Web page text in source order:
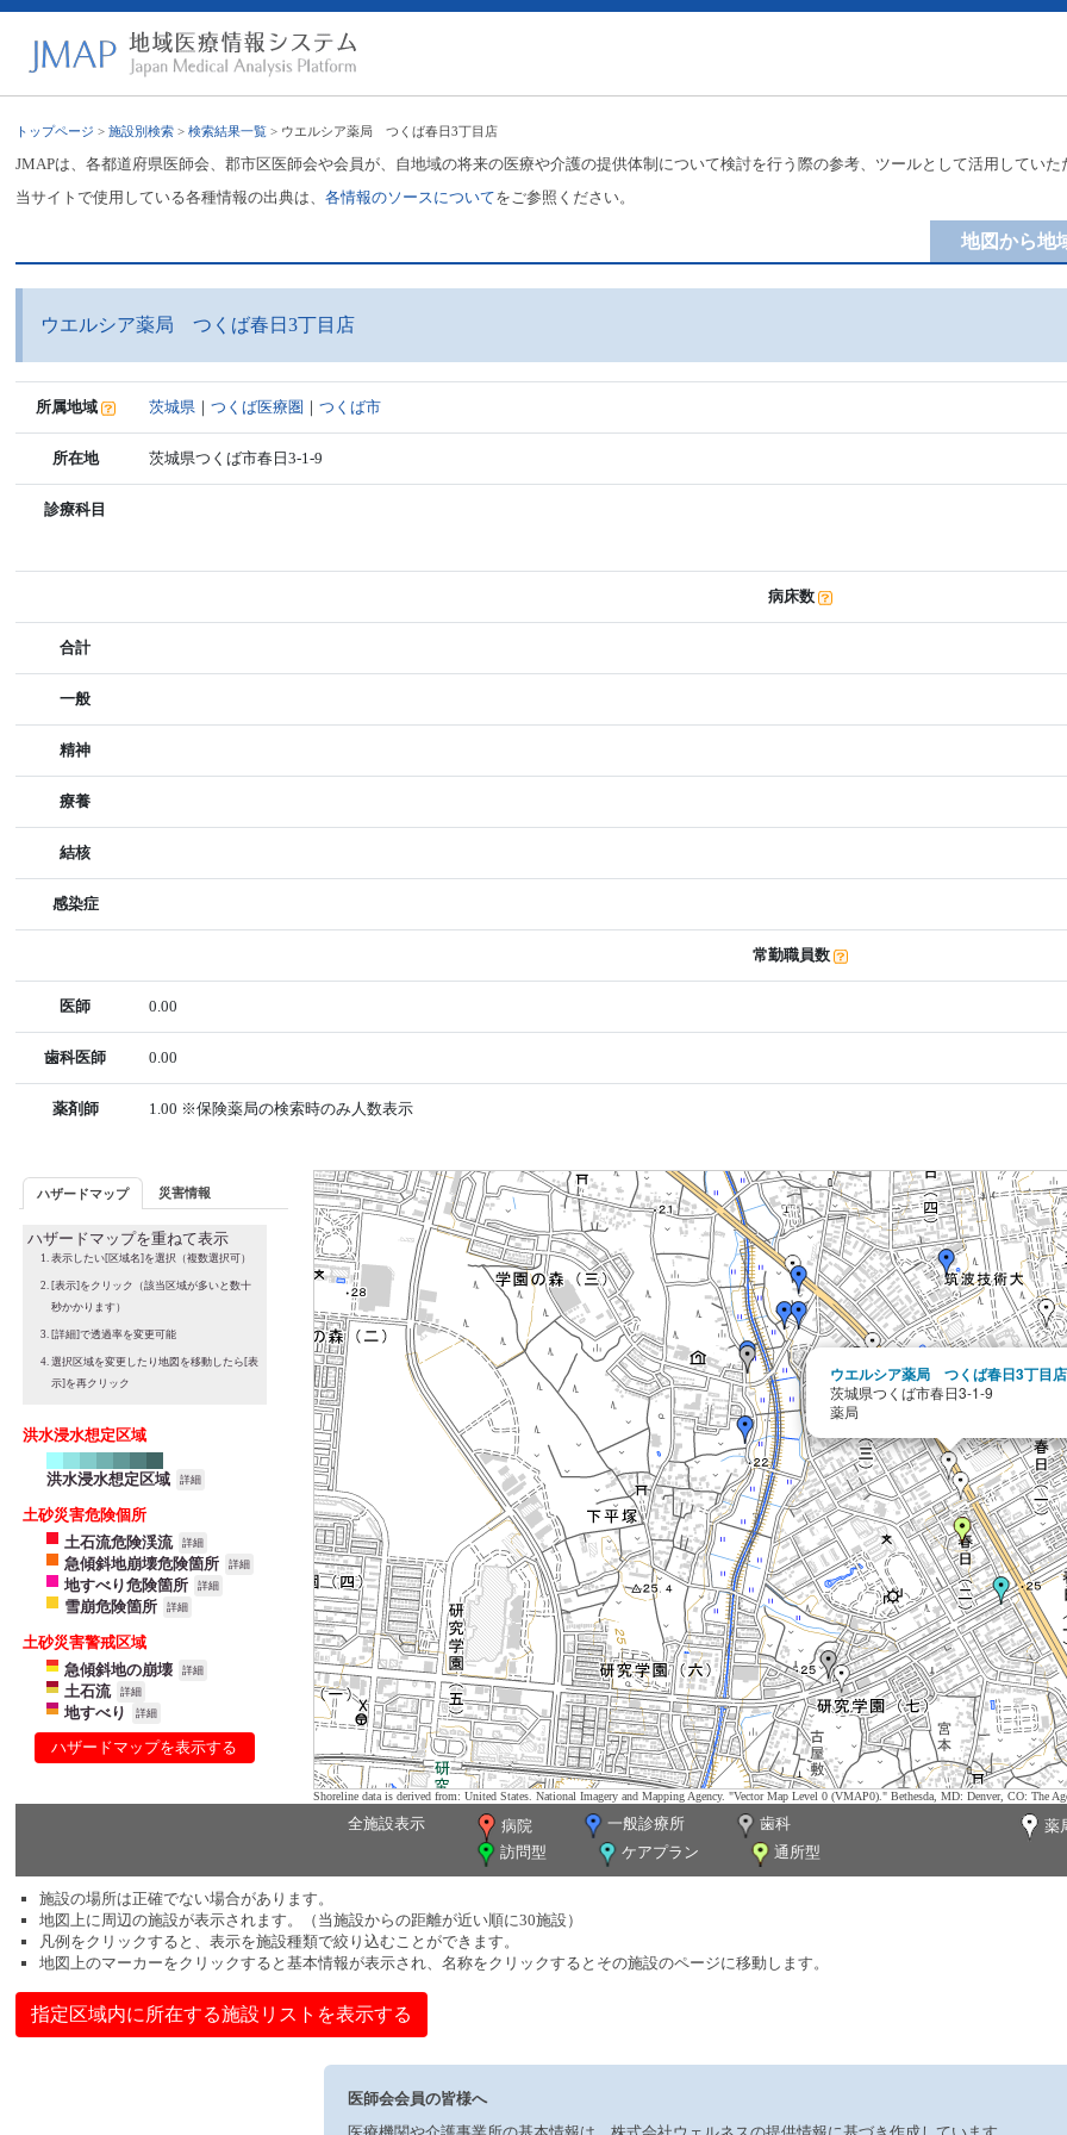
トップページ >施設別検索 >検索結果一覧 > ウエルシア薬局 つくば春日3丁目店
JMAPは、各都道府県医師会、郡市区医師会や会員が、自地域の将来の医療や介護の提供体制について検討を行う際の参考、ツールとして活用してい
当サイトで使用している各種情報の出典は、各情報のソースについてをご参照ください。
地図から地
ウエルシア薬局 つくば春日3丁目店
所属地域 茨城県 ｜つくば医療圏 ｜つくば市
所在地 茨城県つくば市春日3-1-9
診療科目
病床数
合計
一般
精神
療養
結核
感染症
常勤職員数
医師 0.00
歯科医師 0.00
薬剤師 1.00 ※保険薬局の検索時のみ人数表示
ハザードマップ 災害情報
ハザードマップを重ねて表示
表示したい[区域名]を選択（複数選択可）
[表示]をクリック（該当区域が多いと数十
秒かかります）
[詳細]で透過率を変更可能
選択区域を変更したり地図を移動したら[表
示]を再クリック
洪水浸水想定区域
洪水浸水想定区域 詳細
土砂災害危険個所
土石流危険渓流
詳細
急傾斜地崩壊危険箇所 詳細
地すべり危険箇所 詳細
雪崩危険箇所 詳細
土砂災害警戒区域
急傾斜地の崩壊
詳細
土石流 詳細
地すべり 詳細
ハザードマップを表示する
ウエルシア薬局 つくば春日3丁目店
茨城県つくば市春日3-1-9
薬局
Shoreline data is derived from: United States. National Imagery and Mapping Agency. "Vector Map Level 0 (VMAP0)." Bethesda, MD: Denver, CO: The
全施設表示 病院 一般診療所 歯科
薬
訪問型
ケアプラン 通所型
施設の場所は正確でない場合があります。
地図上に周辺の施設が表示されます。（当施設からの距離が近い順に30施設）
凡例をクリックすると、表示を施設種類で絞り込むことができます。
地図上のマーカーをクリックすると基本情報が表示され、名称をクリックするとその施設のページに移動します。
指定区域内に所在する施設リストを表示する
医師会会員の皆様へ